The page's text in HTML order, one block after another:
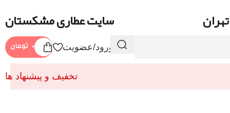
سایت عطاری مشکستان
ورود/عضویت ۰ تومان
تخفیف و پیشنهاد ها